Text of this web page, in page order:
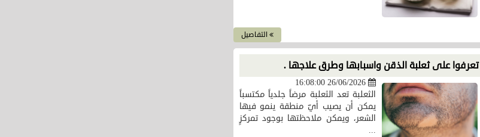
التفاصيل
تعرفوا على ثعلبة الذقن واسبابها وطرق علاجها .
26/06/2026 16:08:00
الثعلبة تعد الثعلبة مرضاً جلدياً مكتسباً
يمكن أن يصيب أيّ منطقة ينمو فيها
الشعر، ويمكن ملاحظتها بوجود تمركزٍ
...